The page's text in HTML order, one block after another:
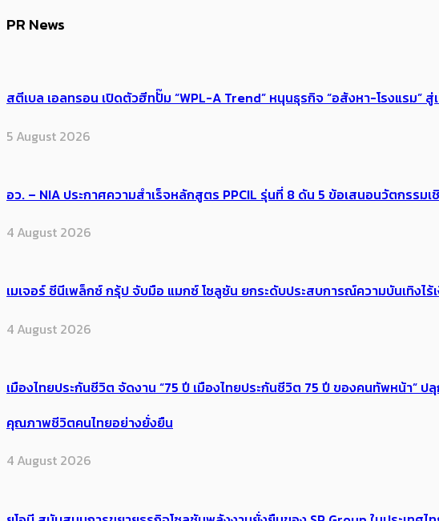
PR News
สตีเบล เอลทรอน เปิดตัวฮีทปั๊ม “WPL-A Trend” หนุนธุรกิจ “อสังหา-โรงแรม”
5 August 2026
อว. – NIA ประกาศความสำเร็จหลักสูตร PPCIL รุ่นที่ 8 ดัน 5 ข้อเสนอนวัตกรร
4 August 2026
เมเจอร์ ซีนีเพล็กซ์ กรุ้ป จับมือ แมกซ์ โซลูชัน ยกระดับประสบการณ์ความบันเทิง
4 August 2026
เมืองไทยประกันชีวิต จัดงาน “75 ปี เมืองไทยประกันชีวิต 75 ปี ของคนทัพหน้า
คุณภาพชีวิตคนไทยอย่างยั่งยืน
4 August 2026